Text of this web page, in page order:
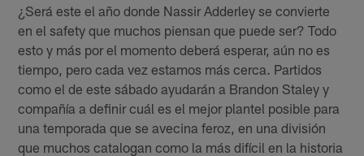
¿Será este el año donde Nassir Adderley se convierte
en el safety que muchos piensan que puede ser? Todo
esto y más por el momento deberá esperar, aún no es
tiempo, pero cada vez estamos más cerca. Partidos
como el de este sábado ayudarán a Brandon Staley y
compañía a definir cuál es el mejor plantel posible para
una temporada que se avecina feroz, en una división
que muchos catalogan como la más difícil en la historia